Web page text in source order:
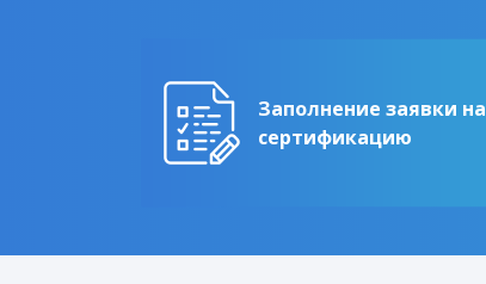
Заполнение заявки на
сертификацию